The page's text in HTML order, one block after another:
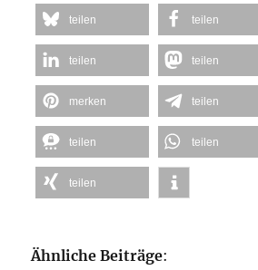
teilen teilen
teilen teilen
merken teilen
teilen teilen
teilen
Ähnliche Beiträge: